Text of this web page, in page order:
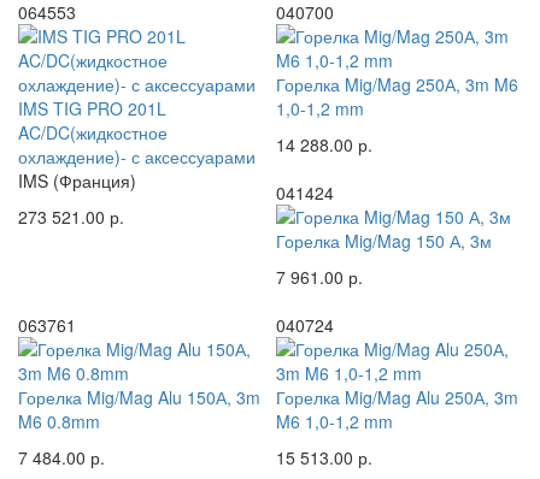
064553
IMS TIG PRO 201L
AC/DC(жидкостное
охлаждение)- с аксессуарами
IMS (Франция)
273 521.00 р.
040700
Горелка Mig/Mag 250А, 3m M6
1,0-1,2 mm
14 288.00 р.
041424
Горелка Mig/Mag 150 А, 3м
7 961.00 р.
063761
Горелка Mig/Mag Alu 150А, 3m
M6 0.8mm
7 484.00 р.
040724
Горелка Mig/Mag Alu 250А, 3m
M6 1,0-1,2 mm
15 513.00 р.